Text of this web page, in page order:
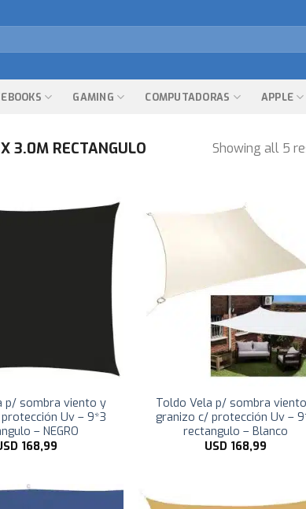
GAMING COMPUTADORAS APPLE
3.0M RECTANGULO Showing all 5
p/ sombra viento y
Uv – 9*3
– NEGRO
168,99
Toldo Vela p/ sombra
granizo c/ protección Uv –
rectangulo – Blanco
USD 168,99